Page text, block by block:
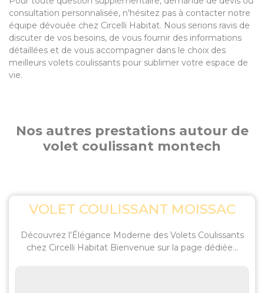
consultation personnalisée, n'hésitez pas à contacter notre
équipe dévouée chez Circelli Habitat. Nous serions ravis de
discuter de vos besoins, de vous fournir des informations
détaillées et de vous accompagner dans le choix des
meilleurs volets coulissants pour sublimer votre espace de
vie.
Nos autres prestations autour de
volet coulissant montech
VOLET COULISSANT MOISSAC
Découvrez l'Élégance Moderne des Volets Coulissants
chez Circelli Habitat Bienvenue sur la page dédiée...